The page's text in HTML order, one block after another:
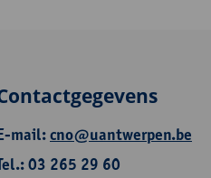
mail:cno@uantwerpen.be
03 265 29 60